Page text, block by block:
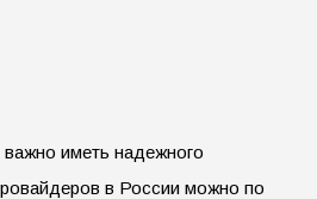
иметь надежного
в России можно по